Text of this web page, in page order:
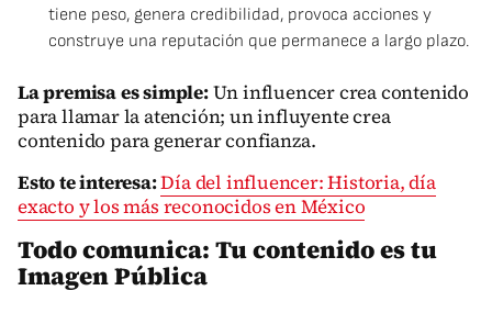
tiene peso, genera credibilidad, provoca acciones y
construye una reputación que permanece a largo plazo.
La premisa es simple:Un influencer crea contenido
para llamar la atención; un influyente crea
contenido para generar confianza.
Esto te interesa:Día del influencer: Historia, día
exacto y los más reconocidos en México
Todo comunica: Tu contenido es tu
Imagen Pública